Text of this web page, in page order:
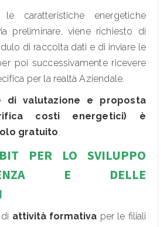
caratteristiche energetiche
preliminare, viene richiesto di
di raccolta dati e di inviare le
poi successivamente ricevere
per la realtà Aziendale.
di valutazione e proposta
costi energetici) è
gratuito.
BIT PER LO SVILUPPO
E DELLE
attività formativa per le filiali